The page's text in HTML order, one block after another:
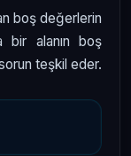
boş değerlerin
bir alanın boş
teşkil eder.